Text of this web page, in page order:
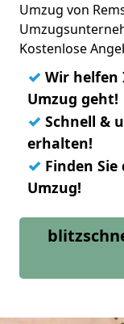
Umzug von
Kostenlose
✓ Wir helfen
Umzug geht!
✓ Schnell &
erhalten!
✓ Finden
Umzug!